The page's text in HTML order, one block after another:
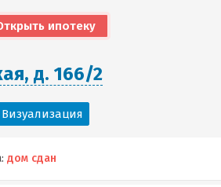
ипотеку
д. 166/2
Визуализация
дом сдан